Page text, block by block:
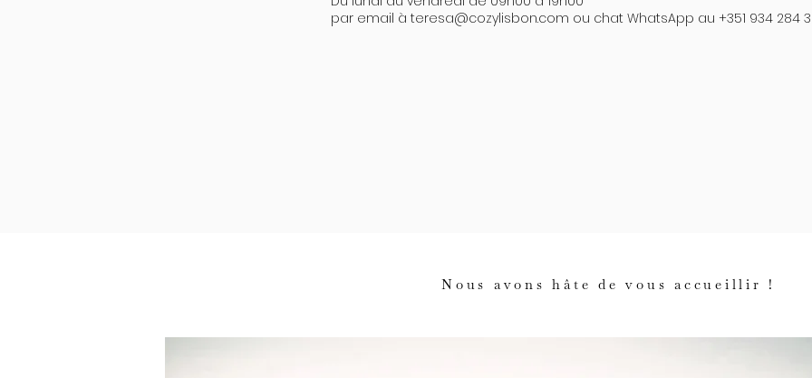
par email à teresa@cozylisbon.com ou chat WhatsApp au +351 934 284
Nous avons hâte de vous accueillir !